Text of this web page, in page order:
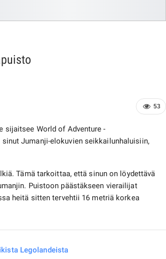
53
sijaitsee World of Adventure -
Jumanji-elokuvien seikkailunhaluisiin,
Tämä tarkoittaa, että sinun on löydettävä
Puistoon päästäkseen vierailijat
heitä sitten tervehtii 16 metriä korkea
Legolandeista